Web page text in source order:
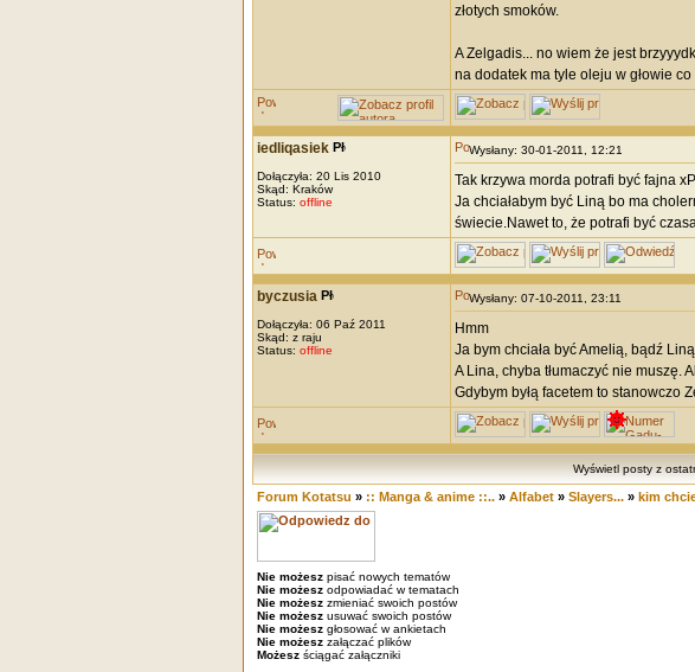
złotych smoków.
A Zelgadis... no wiem że jest
na dodatek ma tyle oleju w głowie
iedliqasiek
Dołączyła: 20 Lis 2010
Skąd: Kraków
Status: offline
Wysłany: 30-01-2011, 12:21
Tak krzywa morda potrafi być fajna xP
Ja chciałabym być Liną bo ma
świecie.Nawet to, że potrafi być
byczusia
Dołączyła: 06 Paź 2011
Skąd: z raju
Status: offline
Wysłany: 07-10-2011, 23:11
Hmm
Ja bym chciała być Amelią, bądź
A Lina, chyba tłumaczyć nie muszę.
Gdybym byłą facetem to stanowczo
Wyświetl posty z
Forum Kotatsu » :: Manga & anime ::..» Alfabet» Slayers...» kim
Nie możeszpisać nowych tematów
Nie możeszodpowiadać w tematach
Nie możeszzmieniać swoich postów
Nie możeszusuwać swoich postów
Nie możeszgłosować w ankietach
Nie możeszzałączać plików
Możeszściągać załączniki